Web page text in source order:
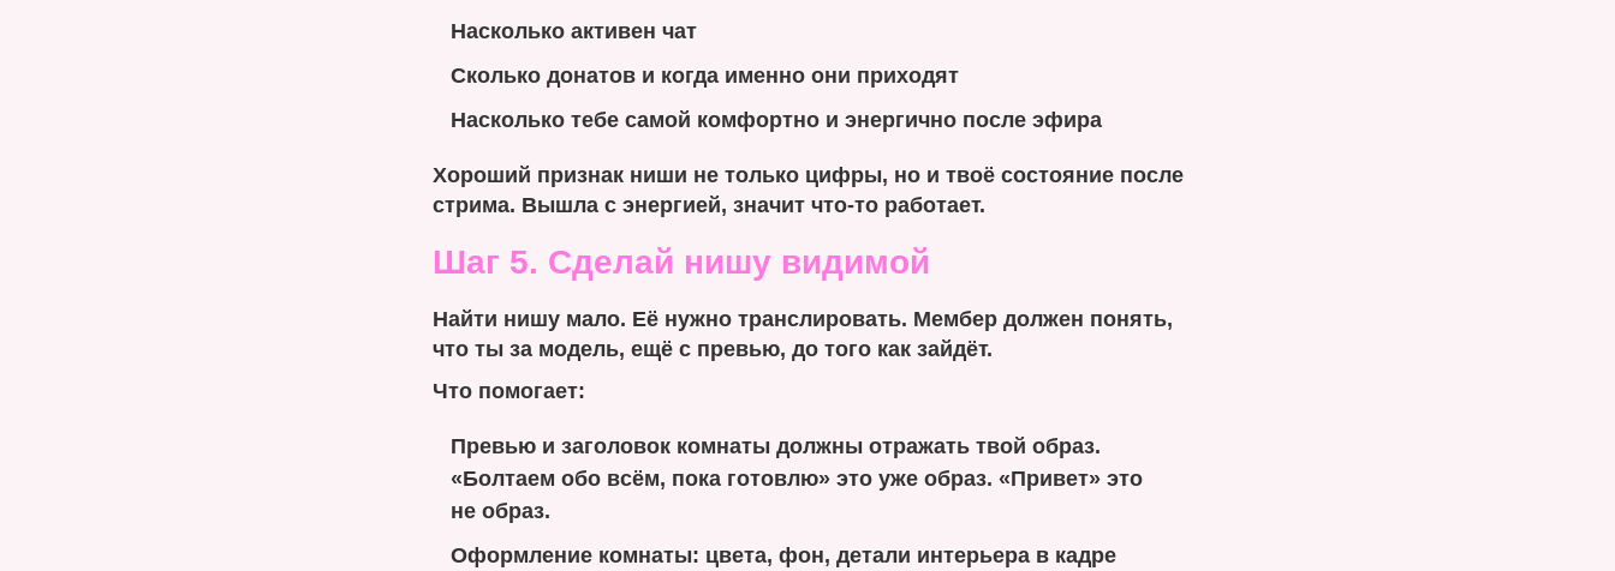
Насколько активен чат
Сколько донатов и когда именно они приходят
Насколько тебе самой комфортно и энергично после эфира
Хороший признак ниши не только цифры, но и твоё состояние после
стрима. Вышла с энергией, значит что-то работает.
Шаг 5. Сделай нишу видимой
Найти нишу мало. Её нужно транслировать. Мембер должен понять,
что ты за модель, ещё с превью, до того как зайдёт.
Что помогает:
Превью и заголовок комнаты должны отражать твой образ.
«Болтаем обо всём, пока готовлю» это уже образ. «Привет» это
не образ.
Оформление комнаты: цвета, фон, детали интерьера в кадре